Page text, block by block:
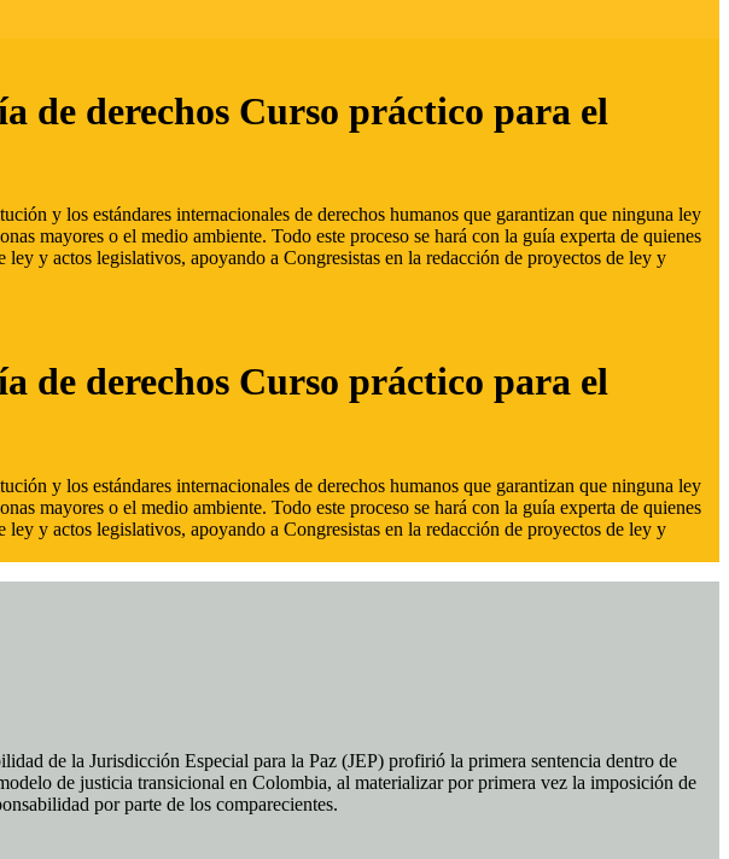
de derechos Curso práctico para el
y los estándares internacionales de derechos humanos que garantizan que ninguna ley
mayores o el medio ambiente. Todo este proceso se hará con la guía experta de quienes
y actos legislativos, apoyando a Congresistas en la redacción de proyectos de ley y
de derechos Curso práctico para el
y los estándares internacionales de derechos humanos que garantizan que ninguna ley
mayores o el medio ambiente. Todo este proceso se hará con la guía experta de quienes
y actos legislativos, apoyando a Congresistas en la redacción de proyectos de ley y
de la Jurisdicción Especial para la Paz (JEP) profirió la primera sentencia dentro de
de justicia transicional en Colombia, al materializar por primera vez la imposición de
por parte de los comparecientes.